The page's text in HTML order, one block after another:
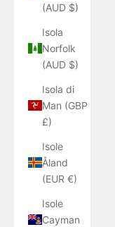
(AUD $)
Isola
Norfolk
(AUD $)
Isola di
Man (GBP
£)
Isole
Åland
(EUR €)
Isole
Cayman